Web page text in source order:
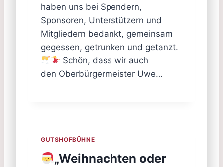
haben uns bei Spendern,
Sponsoren, Unterstützern und
Mitgliedern bedankt, gemeinsam
gegessen, getrunken und getanzt.
Schön, dass wir auch
den Oberbürgermeister Uwe…
GUTSHOFBÜHNE
„Weihnachten oder